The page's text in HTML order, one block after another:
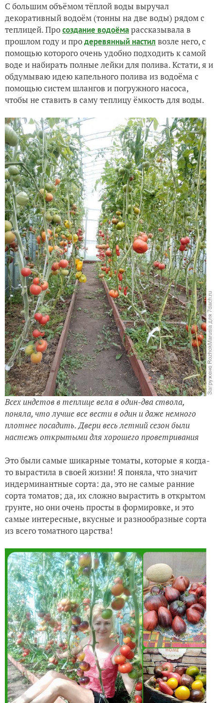
С большим объёмом тёплой воды выручал
декоративный водоём (тонны на две воды) рядом с
теплицей. Просоздание водоёмарассказывала в
прошлом году и продеревянный настил возле него, с
помощью которого очень удобно подходить к самой
воде и набирать полные лейки для полива. Кстати, я и
обдумываю идею капельного полива из водоёма с
помощью систем шлангов и погружного насоса,
чтобы не ставить в саму теплицу ёмкость для воды.
Всех индетов в теплице вела в один-два ствола,
поняла, что лучше все вести в один и даже немного
плотнее посадить. Двери весь летний сезон были
настежь открытыми для хорошего проветривания
Это были самые шикарные томаты, которые я когда-
то вырастила в своей жизни! Я поняла, что значит
индерминантные сорта: да, это не самые ранние
сорта томатов; да, их сложно вырастить в открытом
грунте, но они очень просты в формировке, и это
самые интересные, вкусные и разнообразные сорта
из всего томатного царства!